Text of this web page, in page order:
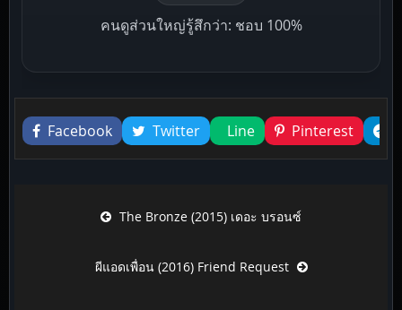
คนดูส่วนใหญ่รู้สึกว่า: ชอบ 100%
Liked this
Facebook
Twitter Line Pinterest
Post navigation The Bronze (2015) เดอะ บรอนซ์
ผีแอดเพื่อน (2016) Friend Request